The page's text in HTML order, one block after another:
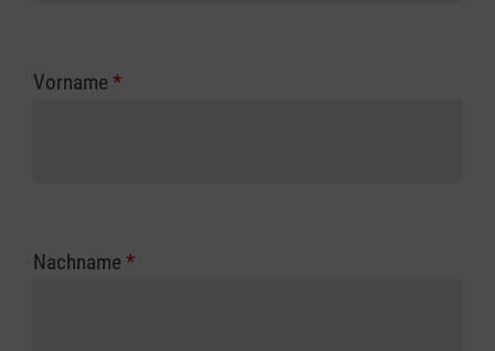
Vorname *
Nachname *